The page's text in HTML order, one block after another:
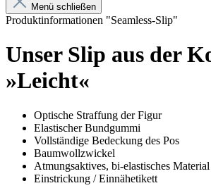
Menü schließen
Produktinformationen "Seamless-Slip"
Unser Slip aus der
»Leicht«
Optische Straffung der Figur
Elastischer Bundgummi
Vollständige Bedeckung des Pos
Baumwollzwickel
Atmungsaktives, bi-elastisches Material
Einstrickung / Einnähetikett